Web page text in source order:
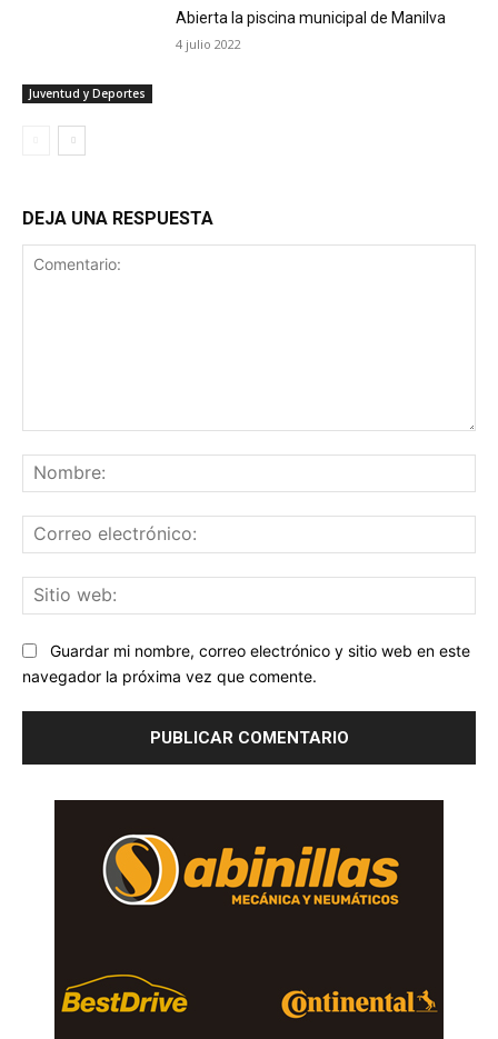
Juventud y Deportes
Abierta la piscina municipal de Manilva
4 julio 2022
DEJA UNA RESPUESTA
Guardar mi nombre, correo electrónico y sitio web en este
navegador la próxima vez que comente.